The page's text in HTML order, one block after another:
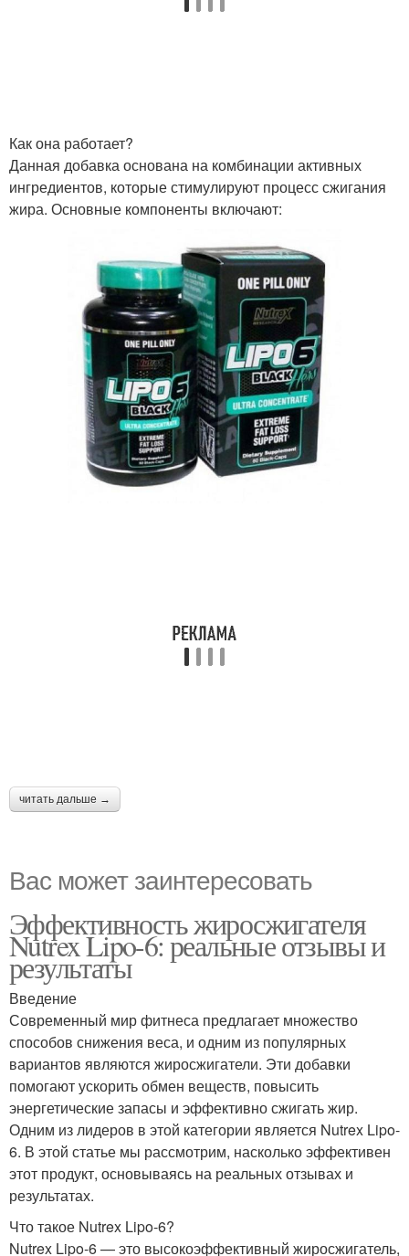
Как она работает?
Данная добавка основана на комбинации активных
ингредиентов, которые стимулируют процесс сжигания
жира. Основные компоненты включают:
читать дальше →
Вас может заинтересовать
Эффективность жиросжигателя
Nutrex Lipo-6: реальные отзывы и
результаты
Введение
Современный мир фитнеса предлагает множество
способов снижения веса, и одним из популярных
вариантов являются жиросжигатели. Эти добавки
помогают ускорить обмен веществ, повысить
энергетические запасы и эффективно сжигать жир.
Одним из лидеров в этой категории является Nutrex Lipo-
6. В этой статье мы рассмотрим, насколько эффективен
этот продукт, основываясь на реальных отзывах и
результатах.
Что такое Nutrex Lipo-6?
Nutrex Lipo-6 — это высокоэффективный жиросжигатель,